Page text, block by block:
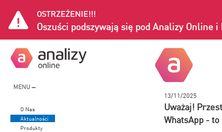
OSTRZEŻENIE!!!
Oszuści podszywają się pod Analizy Online i
MENU
O Nas
Aktualności
Produkty
13/11/2025
Uważaj!
WhatsApp - to